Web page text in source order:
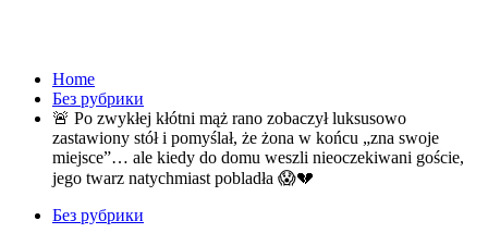
Home
Без рубрики
🚨 Po zwykłej kłótni mąż rano zobaczył luksusowo
zastawiony stół i pomyślał, że żona w końcu „zna swoje
miejsce”… ale kiedy do domu weszli nieoczekiwani goście,
jego twarz natychmiast pobladła 😱💔
Без рубрики